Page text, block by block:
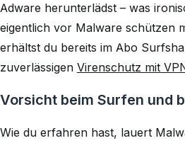
Adware herunterlädst – was
eigentlich vor Malware schützen
erhältst du bereits im Abo
zuverlässigen Virenschutz mit
Vorsicht beim Surfen und
Wie du erfahren hast, lauert